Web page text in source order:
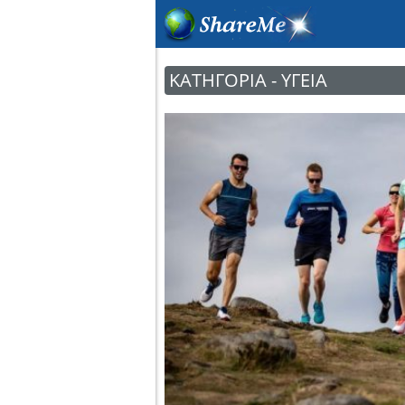
ΚΑΤΗΓΟΡΊΑ - ΥΓΕΊΑ